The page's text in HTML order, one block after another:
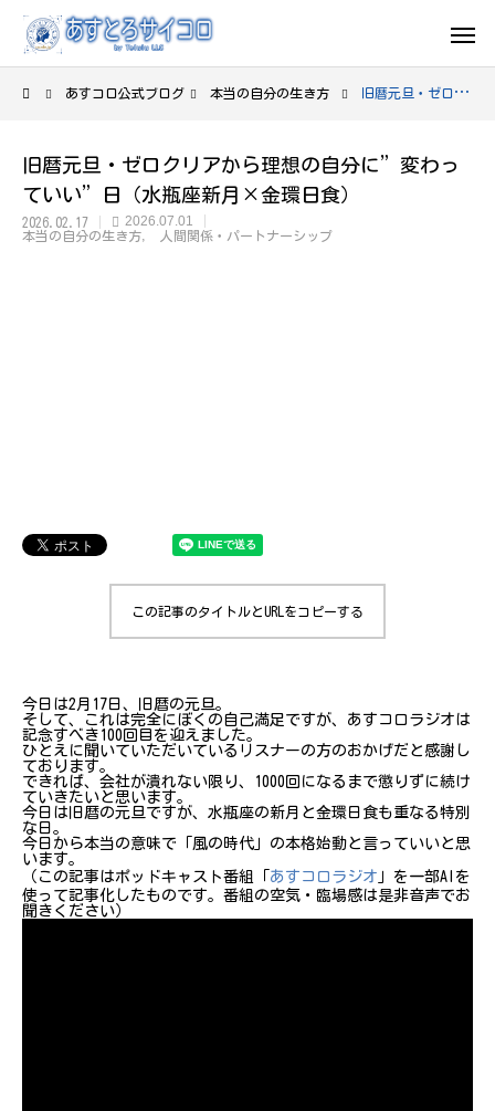
あすコロ公式ブログ 本当の自分の生き方 旧暦元旦・ゼロクリアから理想の自分に”変わっていい”日（水瓶座新月×金環日食）
旧暦元旦・ゼロクリアから理想の自分に”変わっ
ていい”日（水瓶座新月×金環日食）
2026.02.17 2026.07.01
本当の自分の生き方 人間関係・パートナーシップ
この記事のタイトルとURLをコピーする
今日は2月17日、旧暦の元旦。
そして、これは完全にぼくの自己満足ですが、あすコロラジオは
記念すべき100回目を迎えました。
ひとえに聞いていただいているリスナーの方のおかげだと感謝し
ております。
できれば、会社が潰れない限り、1000回になるまで懲りずに続け
ていきたいと思います。
今日は旧暦の元旦ですが、水瓶座の新月と金環日食も重なる特別
な日。
今日から本当の意味で「風の時代」の本格始動と言っていいと思
います。
（この記事はポッドキャスト番組「 あすコロラジオ 」を一部AIを
使って記事化したものです。番組の空気・臨場感は是非音声でお
聞きください）